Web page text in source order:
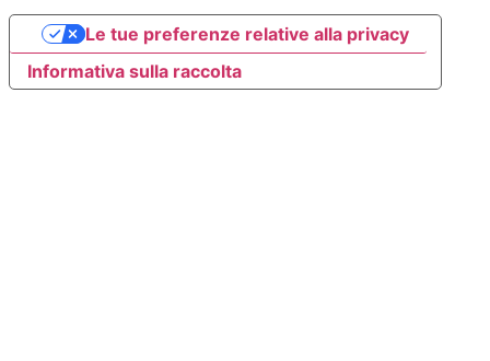
Informativa sulla raccolta
Le tue preferenze relative alla privacy